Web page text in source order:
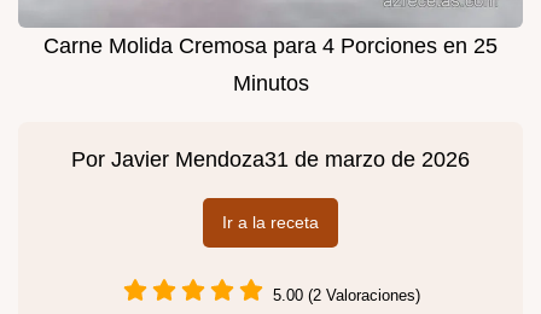
Carne Molida Cremosa para 4 Porciones en 25
Minutos
Por Javier Mendoza31 de marzo de 2026
Ir a la receta
5.00 (2 Valoraciones)